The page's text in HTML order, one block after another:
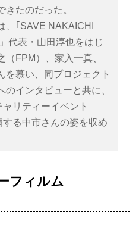
たのだった。
、｢SAVE NAKAICHI
代表・山田淳也をはじ
FPM）、家入一真、
を慕い、同プロジェクト
インタビューと共に、
リティーイベント
する中市さんの姿を収め
フィルム